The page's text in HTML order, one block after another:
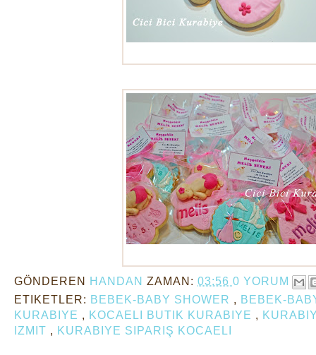
GÖNDEREN HANDAN ZAMAN: 03:56 0 YORUM
ETIKETLER: BEBEK-BABY SHOWER , BEBEK-
KURABIYE , KOCAELI BUTIK KURABIYE ,
IZMIT , KURABIYE SIPARIŞ KOCAELI